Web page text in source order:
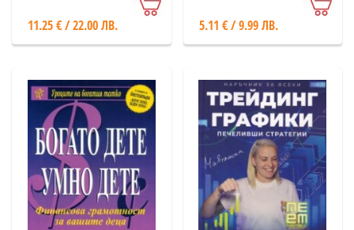
11.25 € / 22.00 ЛВ. 5.11 € / 9.99 ЛВ.